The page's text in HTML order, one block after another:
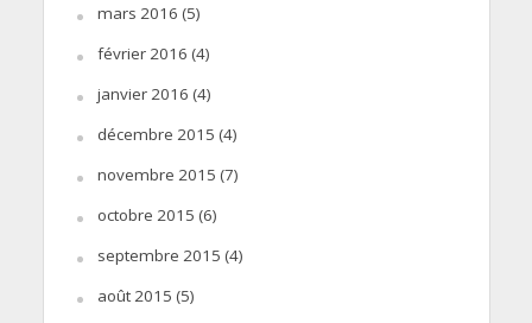
mars 2016 (5)
février 2016 (4)
janvier 2016 (4)
décembre 2015 (4)
novembre 2015 (7)
octobre 2015 (6)
septembre 2015 (4)
août 2015 (5)